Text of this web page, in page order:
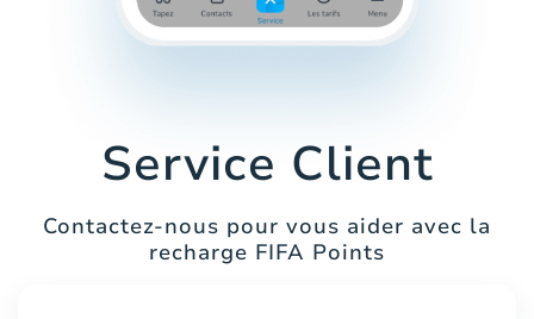
Service Client
Contactez-nous pour vous aider avec la
recharge FIFA Points